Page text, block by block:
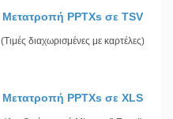
Μετατροπή PPTXs σε TSV
(Τιμές διαχωρισμένες με καρτέλες)
Μετατροπή PPTXs σε XLS